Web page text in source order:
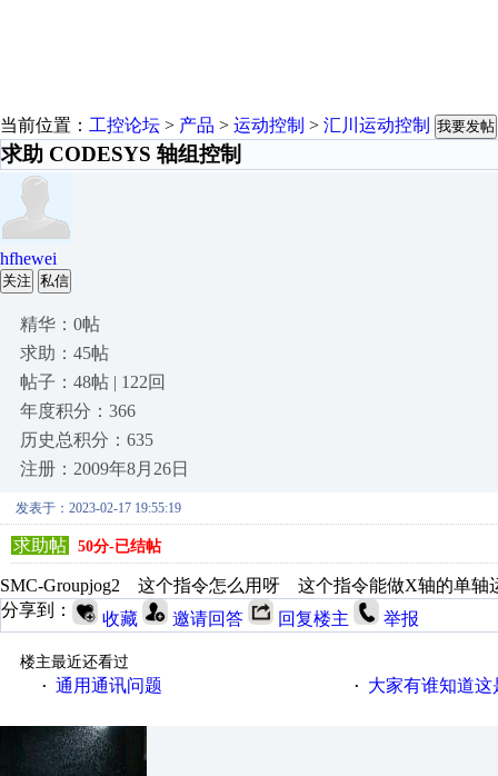
当前位置： 工控论坛 > 产品 > 运动控制 > 汇川运动控制 我要发帖
求助 CODESYS 轴组控制
hfhewei
关注 私信
精华：0帖
求助：45帖
帖子：48帖 | 122回
年度积分：366
历史总积分：635
注册：2009年8月26日
发表于：2023-02-17 19:55:19
求助帖 50分-已结帖
SMC-Groupjog2 这个指令怎么用呀 这个指令能做X轴的单轴
分享到：
收藏 邀请回答 回复楼主 举报
楼主最近还看过
· 通用通讯问题 · 大家有谁知道